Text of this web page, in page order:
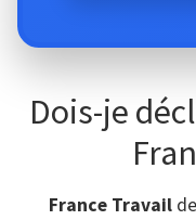
Dois-je
France Travail